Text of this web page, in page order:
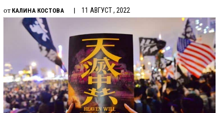
от КАЛИНА КОСТОВА 11 АВГУСТ , 2022